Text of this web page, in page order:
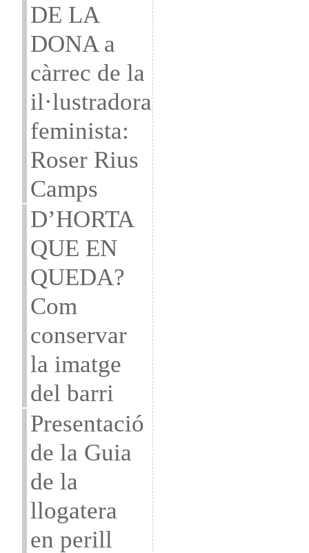
DE LA
DONA a
càrrec de la
il·lustradora
feminista:
Roser Rius
Camps
D’HORTA
QUE EN
QUEDA?
Com
conservar
la imatge
del barri
Presentació
de la Guia
de la
llogatera
en perill